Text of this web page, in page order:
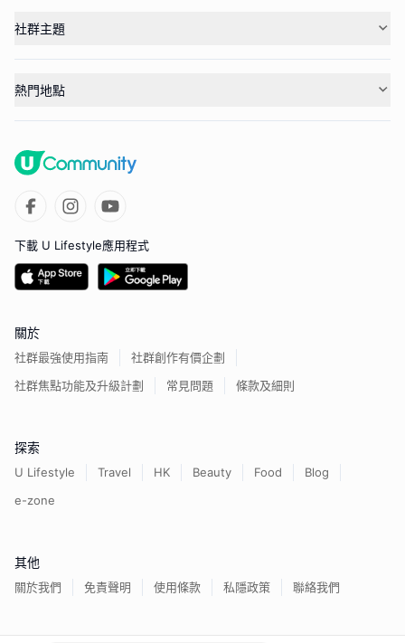
社群主題
熱門地點
下載 U Lifestyle應用程式
關於
社群最強使用指南
社群創作有價企劃
社群焦點功能及升級計劃
常見問題 條款及細則
探索
U Lifestyle Travel HK Beauty Food
Blog
e-zone
其他
關於我們 免責聲明 使用條款 私隱政策 聯絡我們